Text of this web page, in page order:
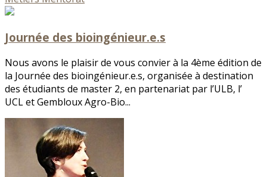
Journée des bioingénieur.e.s
Nous avons le plaisir de vous convier à la 4ème édition de
la Journée des bioingénieur.e.s, organisée à destination
des étudiants de master 2, en partenariat par l’ULB, l’
UCL et Gembloux Agro-Bio...